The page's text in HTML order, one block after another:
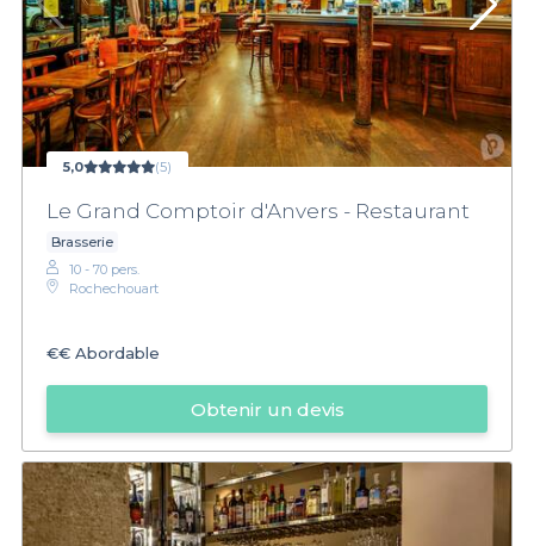
5,0 (5)
Le Grand Comptoir d'Anvers - Restaurant
Brasserie
10 - 70 pers.
Rochechouart
€€ Abordable
Obtenir un devis